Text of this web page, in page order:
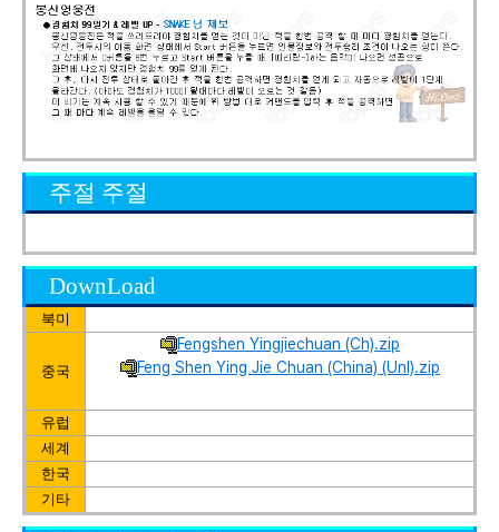
주절 주절
DownLoad
북미
중국
Fengshen Yingjiechuan (Ch).zip
Feng Shen Ying Jie Chuan (China) (Unl).zip
유럽
세계
한국
기타